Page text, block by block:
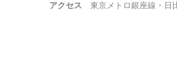
アクセス 東京メトロ銀座線・日